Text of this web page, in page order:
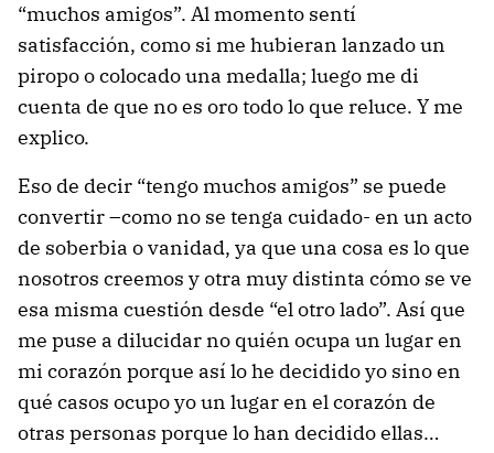
“muchos amigos”. Al momento sentí
satisfacción, como si me hubieran lanzado un
piropo o colocado una medalla; luego me di
cuenta de que no es oro todo lo que reluce. Y me
explico.
Eso de decir “tengo muchos amigos” se puede
convertir –como no se tenga cuidado- en un acto
de soberbia o vanidad, ya que una cosa es lo que
nosotros creemos y otra muy distinta cómo se ve
esa misma cuestión desde “el otro lado”. Así que
me puse a dilucidar no quién ocupa un lugar en
mi corazón porque así lo he decidido yo sino en
qué casos ocupo yo un lugar en el corazón de
otras personas porque lo han decidido ellas…